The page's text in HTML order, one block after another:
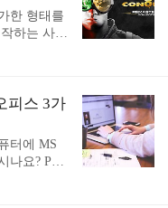
이런 방식
장의 윤리
. 연구팀
. 모럴 초
문에 범용
한 형태를
하는 사람
들이 기뻐
Alert)과 커
Tib
개하겠다
커맨드
되었는데
3.0 라이
피스 3가
터에 MS
나요? PPT
면 어떤